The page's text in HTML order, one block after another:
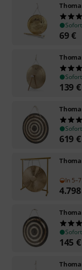
69€
139 €
619 €
In
4.798
145 €